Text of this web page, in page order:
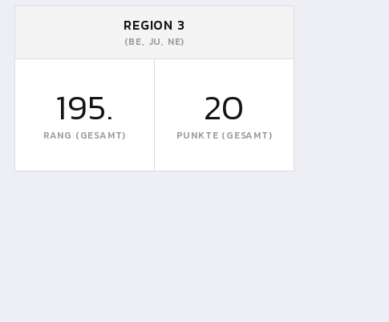
REGION 3
(BE, JU, NE)
195.
RANG (GESAMT)
20
PUNKTE (GESAMT)